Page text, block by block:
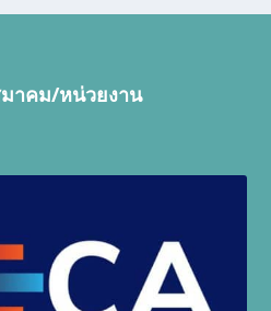
าคม/หน่วยงาน